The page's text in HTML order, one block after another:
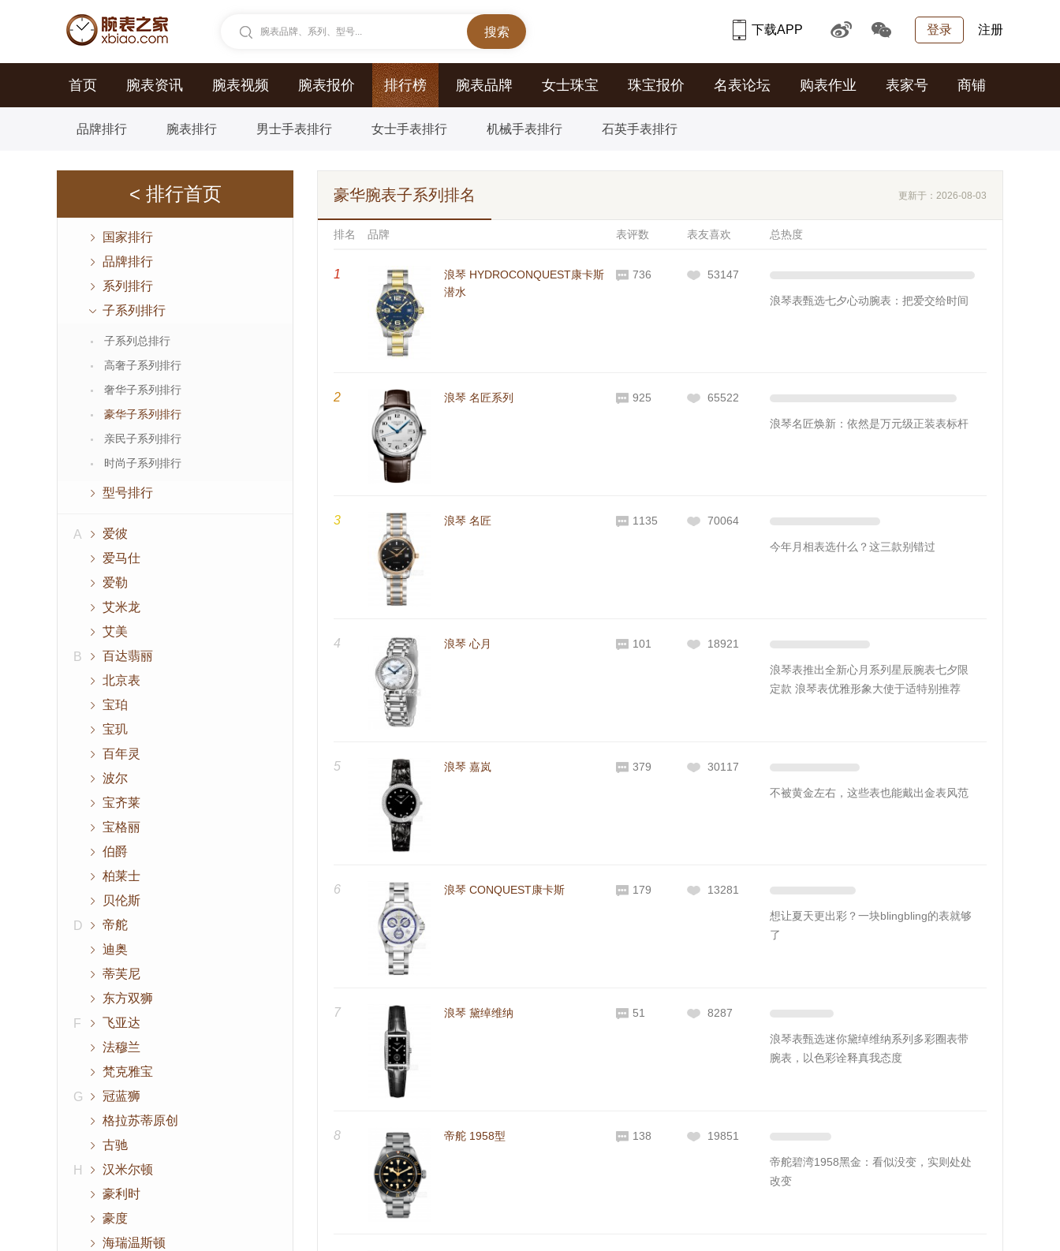
腕表品牌、系列、型号... 登录 注册
下载APP
首页 腕表资讯 腕表视频 腕表报价 排行榜 腕表品牌 女士珠宝 珠宝报价 名表论坛 购表作业 表家号 商铺
品牌排行 腕表排行 男士手表排行 女士手表排行 机械手表排行 石英手表排行
< 排行首页
国家排行
品牌排行
系列排行
子系列排行
子系列总排行
高奢子系列排行
奢华子系列排行
豪华子系列排行
亲民子系列排行
时尚子系列排行
型号排行
A
爱彼
爱马仕
爱勒
艾米龙
艾美
B
百达翡丽
北京表
宝珀
宝玑
百年灵
波尔
宝齐莱
宝格丽
伯爵
柏莱士
贝伦斯
D
帝舵
迪奥
蒂芙尼
东方双狮
F
飞亚达
法穆兰
梵克雅宝
G
冠蓝狮
格拉苏蒂原创
古驰
H
汉米尔顿
豪利时
豪度
海瑞温斯顿
豪华腕表子系列排名 更新于：2026-08-03
排名 品牌 表评数 表友喜欢 总热度
1
浪琴 HYDROCONQUEST康卡斯
潜水
736 53147
浪琴表甄选七夕心动腕表：把爱交给时间
2 浪琴 名匠系列 925 65522
浪琴名匠焕新：依然是万元级正装表标杆
3 浪琴 名匠 1135 70064
今年月相表选什么？这三款别错过
4 浪琴 心月 101 18921
浪琴表推出全新心月系列星辰腕表七夕限
定款 浪琴表优雅形象大使于适特别推荐
5 浪琴 嘉岚 379 30117
不被黄金左右，这些表也能戴出金表风范
6 浪琴 CONQUEST康卡斯 179 13281
想让夏天更出彩？一块blingbling的表就够
了
7 浪琴 黛绰维纳 51 8287
浪琴表甄选迷你黛绰维纳系列多彩圈表带
腕表，以色彩诠释真我态度
8 帝舵 1958型 138 19851
帝舵碧湾1958黑金：看似没变，实则处处
改变